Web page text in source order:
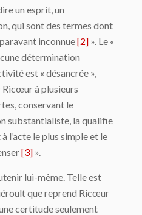
un esprit, un
qui sont des termes dont
inconnue[2] ». Le «
détermination
est « désancrée »,
à plusieurs
conservant le
substantialiste, la qualifie
l’acte le plus simple et le
[3] ».
lui-même. Telle est
que reprend Ricœur
certitude seulement